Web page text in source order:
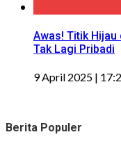
Awas! Titik Hijau
Tak Lagi Pribadi
9 April 2025 |
Berita Populer